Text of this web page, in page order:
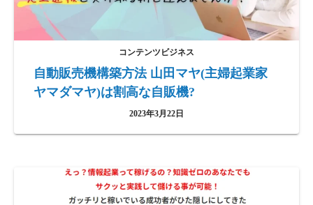
コンテンツビジネス
自動販売機構築方法 山田マヤ(主婦起業家
ヤマダマヤ)は割高な自販機?
2023年3月22日